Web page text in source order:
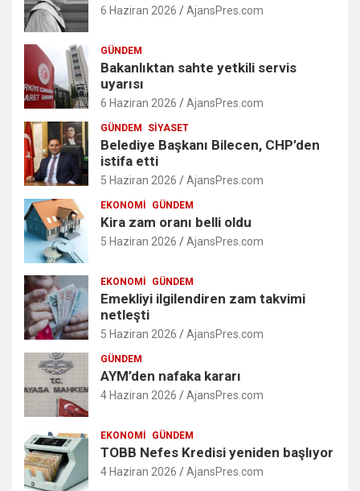
6 Haziran 2026 AjansPres.com
GÜNDEM
Bakanlıktan sahte yetkili servis
uyarısı
6 Haziran 2026 AjansPres.com
GÜNDEM SIYASET
Belediye Başkanı Bilecen, CHP’den
istifa etti
5 Haziran 2026 AjansPres.com
EKONOMI GÜNDEM
Kira zam oranı belli oldu
5 Haziran 2026 AjansPres.com
EKONOMI GÜNDEM
Emekliyi ilgilendiren zam takvimi
netleşti
5 Haziran 2026 AjansPres.com
GÜNDEM
AYM’den nafaka kararı
4 Haziran 2026 AjansPres.com
EKONOMI GÜNDEM
TOBB Nefes Kredisi yeniden başlıyor
4 Haziran 2026 AjansPres.com